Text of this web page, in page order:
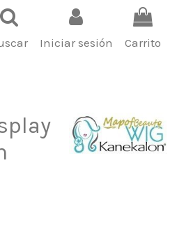
Iniciar sesión Carrito